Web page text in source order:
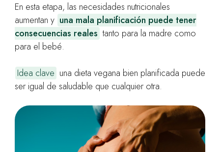
En esta etapa, las necesidades nutricionales
aumentan y una mala planificación puede tener
consecuencias reales tanto para la madre como
para el bebé.
Idea clave una dieta vegana bien planificada puede
ser igual de saludable que cualquier otra.